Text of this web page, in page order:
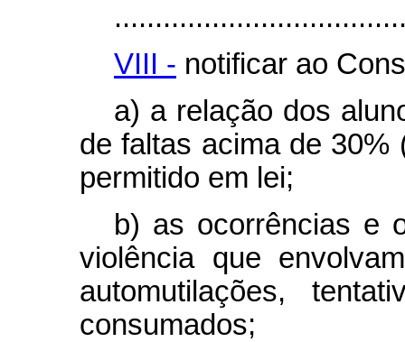
VIII - notificar ao
a) a relação dos
de faltas acima de 30%
permitido em lei;
b) as ocorrências e
violência que
automutilações,
consumados;